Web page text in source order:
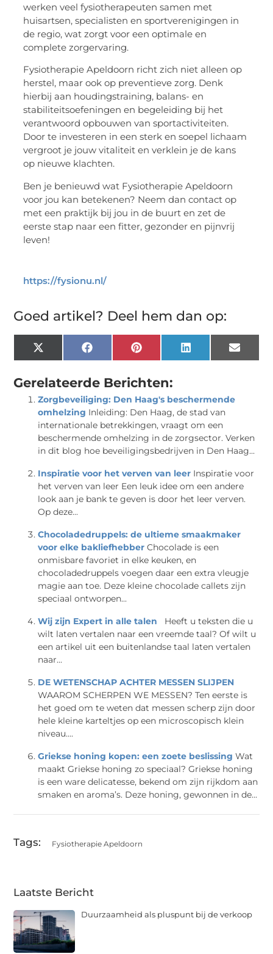
werken veel fysiotherapeuten samen met
huisartsen, specialisten en sportverenigingen in
de regio, wat zorgt voor een optimale en
complete zorgervaring.
Fysiotherapie Apeldoorn richt zich niet alleen op
herstel, maar ook op preventieve zorg. Denk
hierbij aan houdingstraining, balans- en
stabiliteitsoefeningen en begeleiding bij het
verantwoord opbouwen van sportactiviteiten.
Door te investeren in een sterk en soepel lichaam
vergroot je jouw vitaliteit en verklein je de kans
op nieuwe klachten.
Ben je benieuwd wat Fysiotherapie Apeldoorn
voor jou kan betekenen? Neem dan contact op
met een praktijk bij jou in de buurt en zet de
eerste stap naar een fitter, gezonder en pijnvrij
leven!
https://fysionu.nl/
Goed artikel? Deel hem dan op:
X
(Twitter)
FacebookPinterestLinkedInEmail
Gerelateerde Berichten:
Zorgbeveiliging: Den Haag's beschermende
omhelzing Inleiding: Den Haag, de stad van
internationale betrekkingen, vraagt om een
beschermende omhelzing in de zorgsector. Verken
in dit blog hoe beveiligingsbedrijven in Den Haag...
Inspiratie voor het verven van leer Inspiratie voor
het verven van leer Een leuk idee om een andere
look aan je bank te geven is door het leer verven.
Op deze...
Chocoladedruppels: de ultieme smaakmaker
voor elke bakliefhebber Chocolade is een
onmisbare favoriet in elke keuken, en
chocoladedruppels voegen daar een extra vleugje
magie aan toe. Deze kleine chocolade callets zijn
speciaal ontworpen...
Wij zijn Expert in alle talen
Heeft u teksten die u
wilt laten vertalen naar een vreemde taal? Of wilt u
een artikel uit een buitenlandse taal laten vertalen
naar...
DE WETENSCHAP ACHTER MESSEN SLIJPEN
WAAROM SCHERPEN WE MESSEN? Ten eerste is
het goed om te weten dat messen scherp zijn door
hele kleine karteltjes op een microscopisch klein
niveau....
Griekse honing kopen: een zoete beslissing Wat
maakt Griekse honing zo speciaal? Griekse honing
is een ware delicatesse, bekend om zijn rijkdom aan
smaken en aroma’s. Deze honing, gewonnen in de...
Tags: Fysiotherapie Apeldoorn
Laatste Bericht
Duurzaamheid als pluspunt bij de verkoop